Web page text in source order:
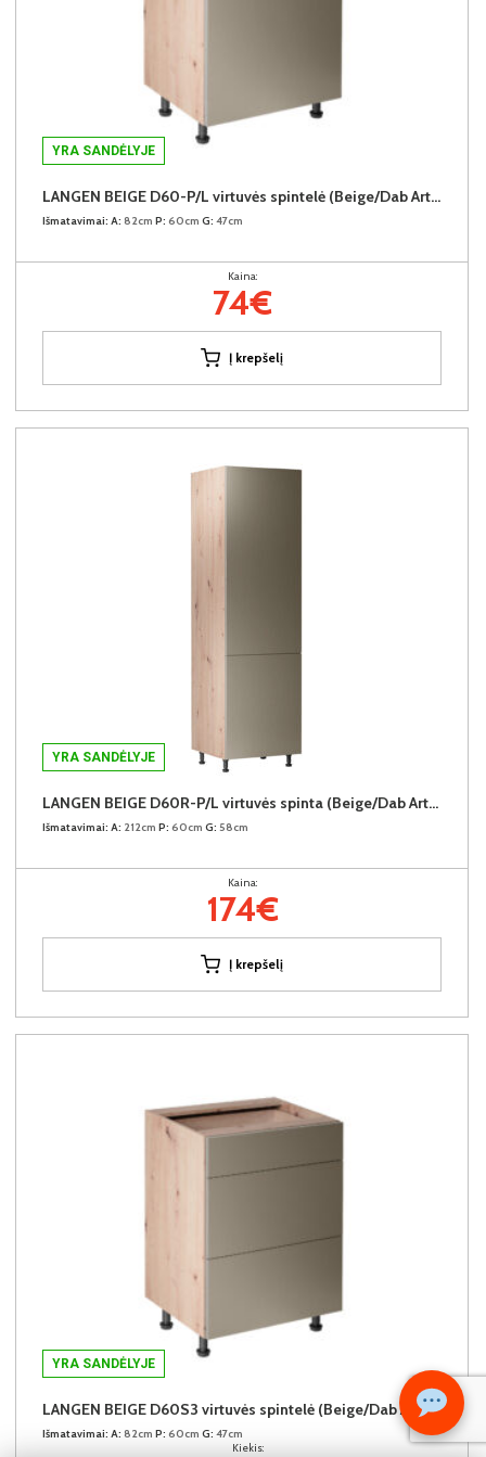
Kiekis:
YRA SANDĖLYJE
LANGEN BEIGE D60-P/L virtuvės spintelė (Beige/Dab Artisan)
Išmatavimai: A: 82cm P: 60cm G: 47cm
Kaina:
74€
Į krepšelį
YRA SANDĖLYJE
LANGEN BEIGE D60R-P/L virtuvės spinta (Beige/Dab Artisan)
Išmatavimai: A: 212cm P: 60cm G: 58cm
Kaina:
174€
Į krepšelį
YRA SANDĖLYJE
LANGEN BEIGE D60S3 virtuvės spintelė (Beige/Dab Artisan)
Išmatavimai: A: 82cm P: 60cm G: 47cm